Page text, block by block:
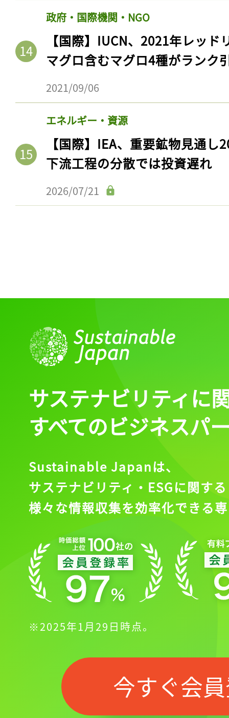
政府・国際機関・NGO
【国際】IUCN、2021年レッ
マグロ含むマグロ4種がランク
2021/09/06
エネルギー・資源
【国際】IEA、重要鉱物見通
下流工程の分散では投資遅れ
2026/07/21
サステナビリティに
すべてのビジネスパ
Sustainable Japanは、
サステナビリティ・ESGに関する
様々な情報収集を効率化できる
※2025年1月29日時点。
今すぐ会